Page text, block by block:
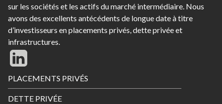
sur les sociétés et les actifs du marché intermédiaire. Nous
avons des excellents antécédents de longue date à titre
d’investisseurs en placements privés, dette privée et
infrastructures.
Footer
Menu
PLACEMENTS PRIVÉS
DETTE PRIVÉE